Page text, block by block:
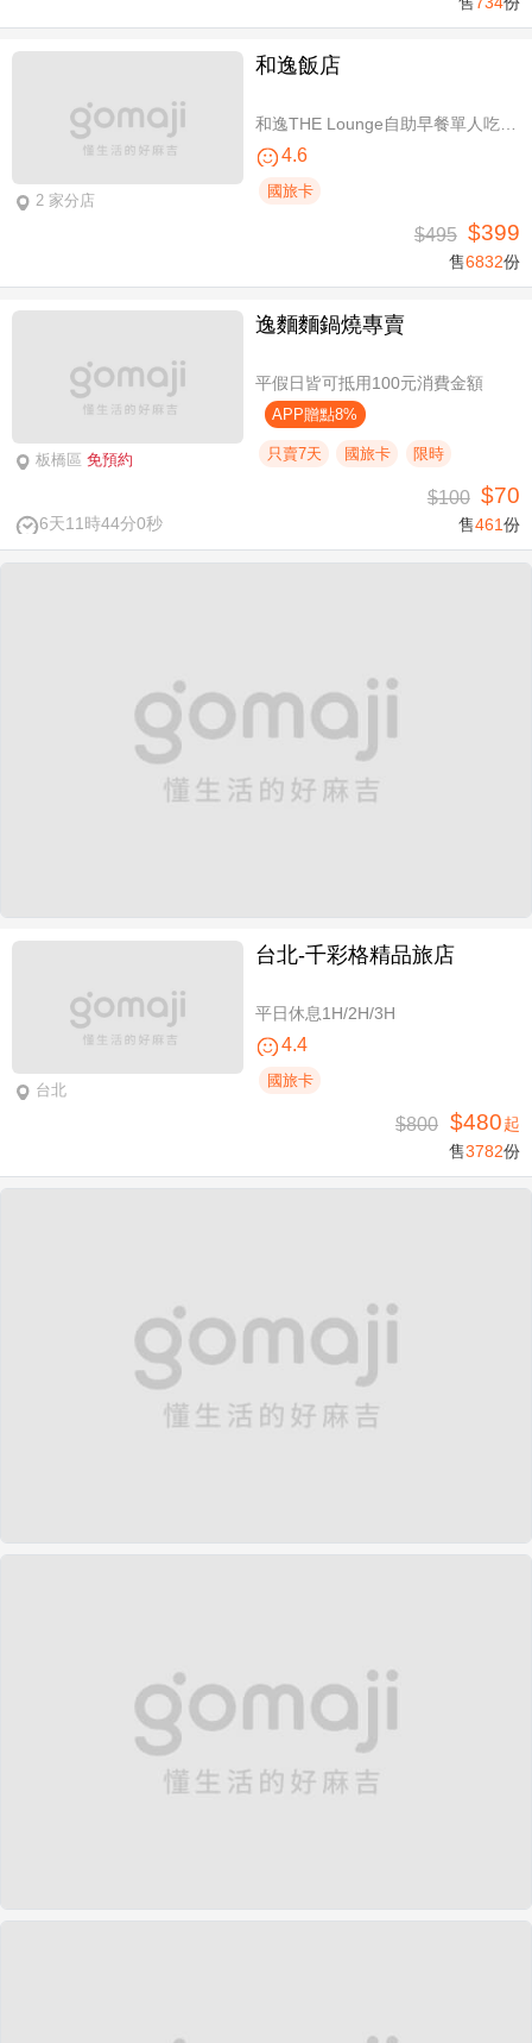
2 家分店
和逸飯店
4.6
國旅卡
$495 $399
售6832份
板橋區 免預約
逸麵麵鍋燒專賣
平假日皆可抵用100元消費金額
APP贈點8%
只賣7天 國旅卡 限時
6天11時44分0秒
$100 $70
售461份
台北
台北-千彩格精品旅店
平日休息1H/2H/3H
4.4
國旅卡
$800 $480起
售3782份